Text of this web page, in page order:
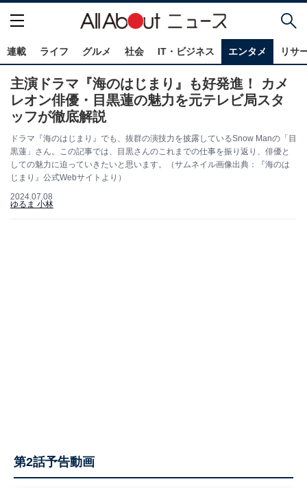
連載 ライフ グルメ 社会 IT・ビジネス エンタメ リサ
主演ドラマ『海のはじまり』も好発進！ カメ
レオン俳優・目黒蓮の魅力を元テレビ局スタ
ッフが徹底解説
ドラマ『海のはじまり』でも、抜群の演技力を披露しているSnow Manの「目
黒蓮」さん。この記事では、目黒さんのこれまでの仕事を振り返り、俳優と
しての魅力に迫っていきたいと思います。（サムネイル画像出典：『海のは
じまり』公式Webサイトより）
2024.07.08
ゆるま 小林
第2話予告動画